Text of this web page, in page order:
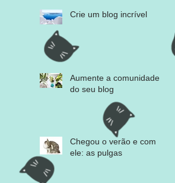
Crie um blog incrível
Aumente a comunidade
do seu blog
Chegou o verão e com
ele: as pulgas